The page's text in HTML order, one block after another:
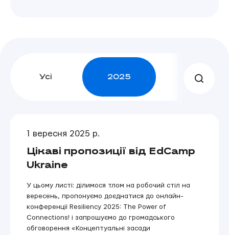
Усі 2025 2024
1 вересня 2025 р.
Цікаві пропозиції від EdCamp
Ukraine
У цьому листі: ділимося тлом на робочий стіл на
вересень, пропонуємо доєднатися до онлайн-
конференції Resiliency 2025: The Power of
Connections! і запрошуємо до громадського
обговорення «Концептуальні засади